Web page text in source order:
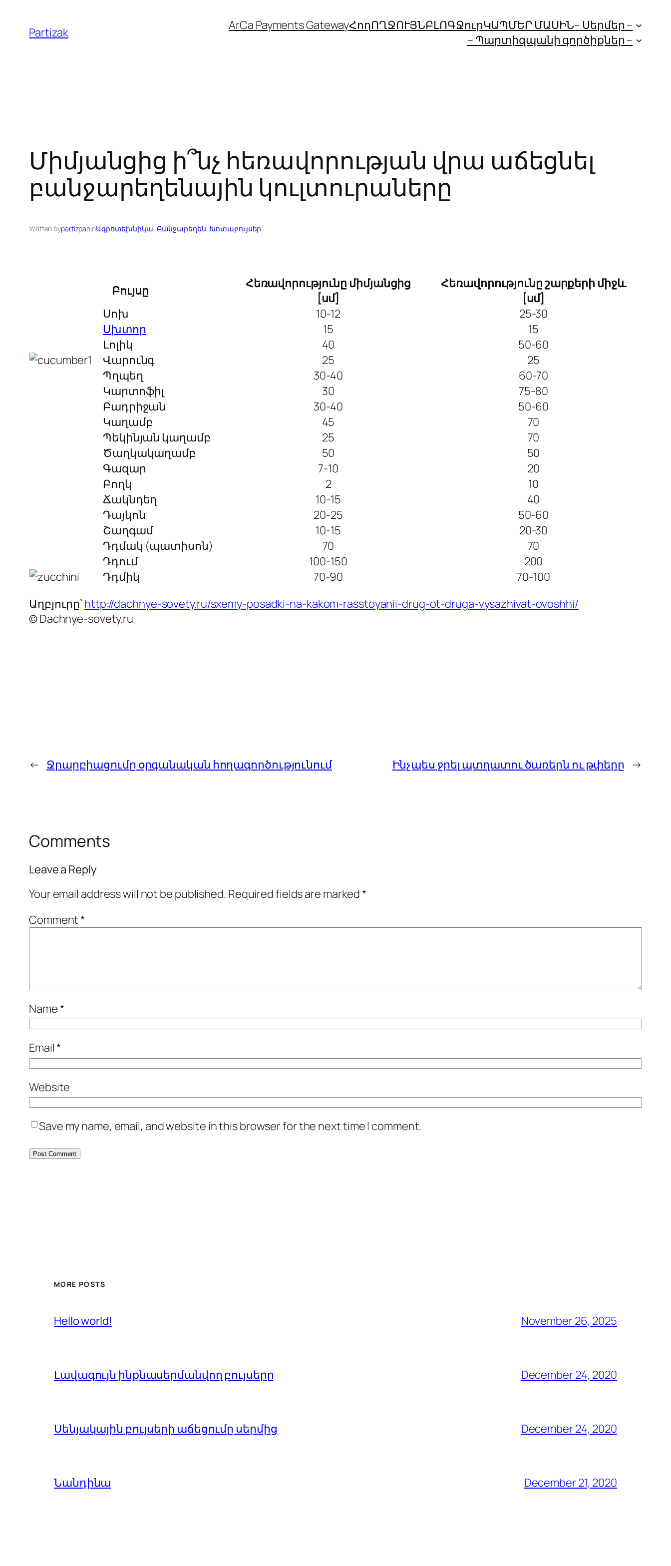
content
Partizak ArCa Payments GatewayՀողՈՂՋՈՒՅՆԲԼՈԳՋուրԿԱՊՄԵՐ ՄԱՍԻՆ– Սերմեր –
– Պարտիզպանի գործիքներ –
Միմյանցից ի՞նչ հեռավորության վրա աճեցնել
բանջարեղենային կուլտուրաները
Written bypartizpaninԱգրոտեխնիկա, Բանջարեղեն, Խոտաբույսեր
Բույսը
Հեռավորությունը միմյանցից
[սմ]
Հեռավորությունը շարքերի միջև
[սմ]
Սոխ
10-12
25-30
Սխտոր
15
15
Լոլիկ
40
50-60
Վարունգ
25
25
Պղպեղ
30-40
60-70
Կարտոֆիլ
30
75-80
Բադրիջան
30-40
50-60
Կաղամբ
45
70
Պեկինյան կաղամբ
25
70
Ծաղկակաղամբ
50
50
Գազար
7-10
20
Բողկ
2
10
Ճակնդեղ
10-15
40
Դայկոն
20-25
50-60
Շաղգամ
10-15
20-30
Դդմակ (պատիսոն)
70
70
Դդում
100-150
200
Դդմիկ
70-90
70-100
Աղբյուրը՝http://dachnye-sovety.ru/sxemy-posadki-na-kakom-rasstoyanii-drug-ot-druga-vysazhivat-ovoshhi/
© Dachnye-sovety.ru
← Ջրարբիացումը օրգանական հողագործությունում Ինչպես ջրել պտղատու ծառերն ու թփերը →
Comments
Leave a Reply
Your email address will not be published. Required fields are marked*
Comment*
Name*
Email*
Website
Save my name, email, and website in this browser for the next time I comment.
MORE POSTS
Hello world! November 26, 2025
Լավագույն ինքնասերմանվող բույսերը December 24, 2020
Սենյակային բույսերի աճեցումը սերմից December 24, 2020
Նանդինա December 21, 2020